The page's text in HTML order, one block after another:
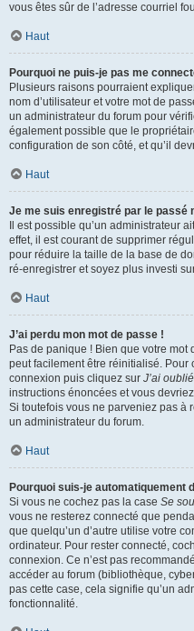
vous êtes sûr de l’adresse courriel
Haut
Pourquoi ne puis-je pas me
Plusieurs raisons pourraient
nom d’utilisateur et votre mot de
un administrateur du forum pour
également possible que le
configuration de son côté, et qu’il
Haut
Je me suis enregistré par le passé
Il est possible qu’un administrateur
effet, il est courant de supprimer
pour réduire la taille de la base de
ré-enregistrer et soyez plus investi
Haut
J’ai perdu mon mot de passe !
Pas de panique ! Bien que votre mot
peut facilement être réinitialisé. Pour
connexion puis cliquez sur J’ai
instructions énoncées et vous
Si toutefois vous ne parveniez pas à
un administrateur du forum.
Haut
Pourquoi suis-je automatiquement
Si vous ne cochez pas la case Se
vous ne resterez connecté que
que quelqu’un d’autre utilise votre
ordinateur. Pour rester connecté,
connexion. Ce n’est pas
accéder au forum (bibliothèque,
pas cette case, cela signifie qu’un
fonctionnalité.